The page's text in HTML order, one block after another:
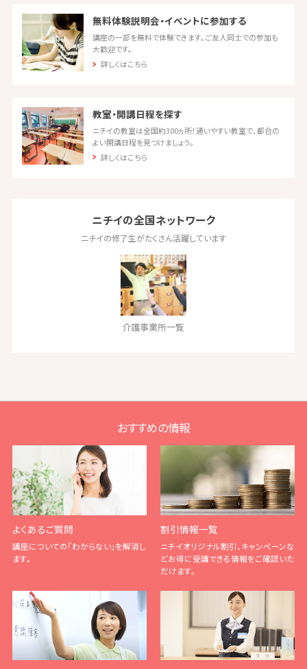
無料体験説明会・イベントに参加する
講座の一部を無料で体験できます。ご友人同士での参加も
大歓迎です。
詳しくはこちら
教室・開講日程を探す
ニチイの教室は全国約300ヵ所！通いやすい教室で、都合の
よい開講日程を見つけましょう。
詳しくはこちら
ニチイの全国ネットワーク
ニチイの修了生がたくさん活躍しています
介護事業所一覧
おすすめの情報
よくあるご質問
講座についての「わからない」を解消し
ます。
割引情報一覧
ニチイオリジナル割引、キャンペーンな
どお得に受講できる情報をご確認いた
だけます。